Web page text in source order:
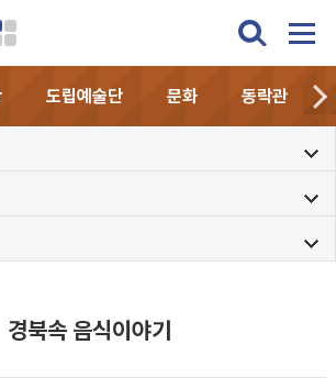
도립예술단 문화 동락관
경북속 음식이야기